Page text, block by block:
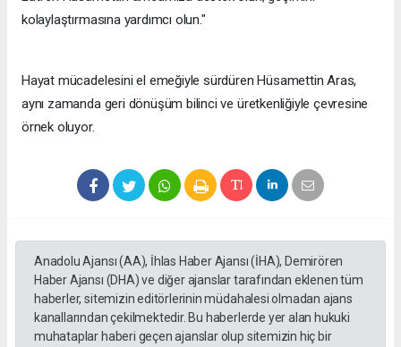
kolaylaştırmasına yardımcı olun."
Hayat mücadelesini el emeğiyle sürdüren Hüsamettin Aras,
aynı zamanda geri dönüşüm bilinci ve üretkenliğiyle çevresine
örnek oluyor.
Anadolu Ajansı (AA), İhlas Haber Ajansı (İHA), Demirören
Haber Ajansı (DHA) ve diğer ajanslar tarafından eklenen tüm
haberler, sitemizin editörlerinin müdahalesi olmadan ajans
kanallarından çekilmektedir. Bu haberlerde yer alan hukuki
muhataplar haberi geçen ajanslar olup sitemizin hiç bir